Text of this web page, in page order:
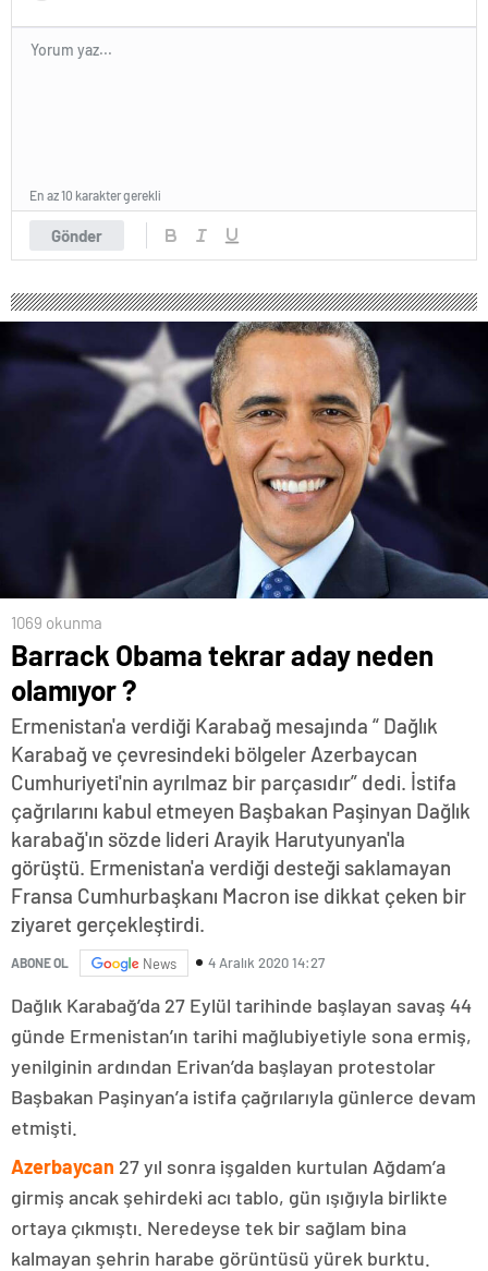
Gönder
En az 10 karakter gerekli
1069 okunma
Barrack Obama tekrar aday neden
olamıyor ?
Ermenistan'a verdiği Karabağ mesajında “ Dağlık
Karabağ ve çevresindeki bölgeler Azerbaycan
Cumhuriyeti'nin ayrılmaz bir parçasıdır” dedi. İstifa
çağrılarını kabul etmeyen Başbakan Paşinyan Dağlık
karabağ'ın sözde lideri Arayik Harutyunyan'la
görüştü. Ermenistan'a verdiği desteği saklamayan
Fransa Cumhurbaşkanı Macron ise dikkat çeken bir
ziyaret gerçekleştirdi.
ABONE OL News 4 Aralık 2020 14:27
Dağlık Karabağ’da 27 Eylül tarihinde başlayan savaş 44
günde Ermenistan’ın tarihi mağlubiyetiyle sona ermiş,
yenilginin ardından Erivan’da başlayan protestolar
Başbakan Paşinyan’a istifa çağrılarıyla günlerce devam
etmişti.
Azerbaycan 27 yıl sonra işgalden kurtulan Ağdam’a
girmiş ancak şehirdeki acı tablo, gün ışığıyla birlikte
ortaya çıkmıştı. Neredeyse tek bir sağlam bina
kalmayan şehrin harabe görüntüsü yürek burktu.